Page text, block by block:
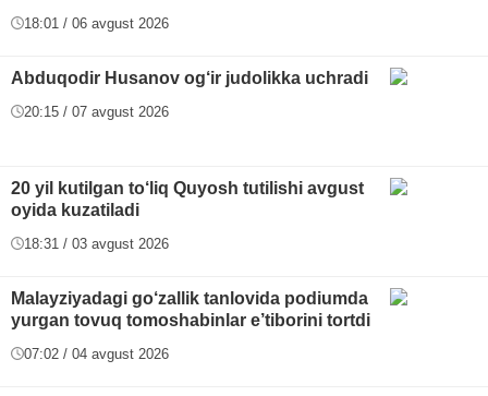
18:01 / 06 avgust 2026
Abduqodir Husanov og‘ir judolikka uchradi
20:15 / 07 avgust 2026
20 yil kutilgan to‘liq Quyosh tutilishi avgust
oyida kuzatiladi
18:31 / 03 avgust 2026
Malayziyadagi go‘zallik tanlovida podiumda
yurgan tovuq tomoshabinlar e’tiborini tortdi
07:02 / 04 avgust 2026